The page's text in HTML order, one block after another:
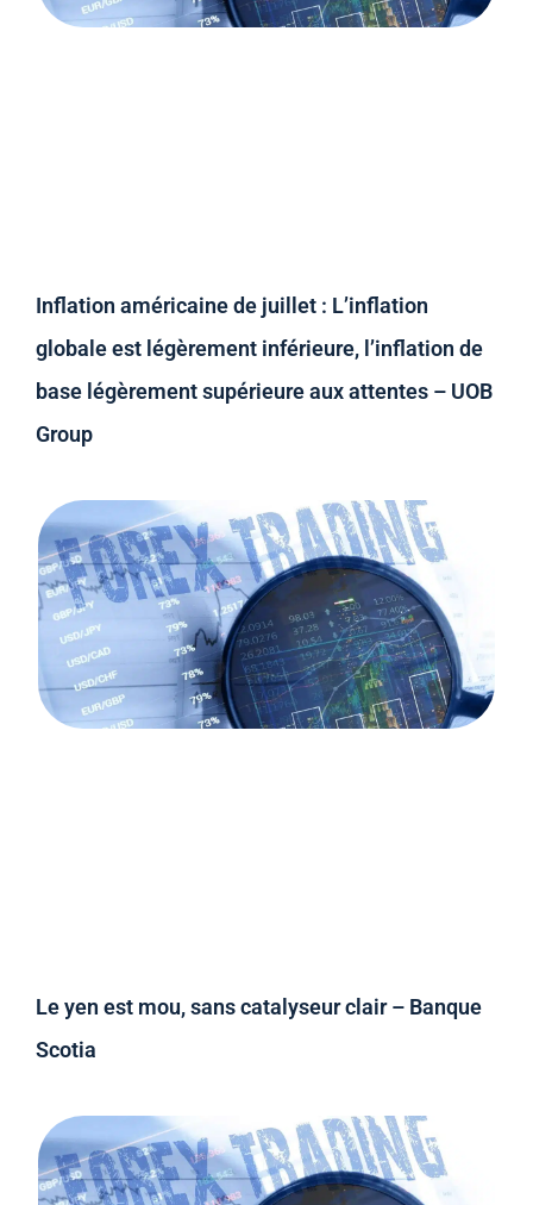
Inflation américaine de juillet : L’inflation
globale est légèrement inférieure, l’inflation de
base légèrement supérieure aux attentes – UOB
Group
Le yen est mou, sans catalyseur clair – Banque
Scotia